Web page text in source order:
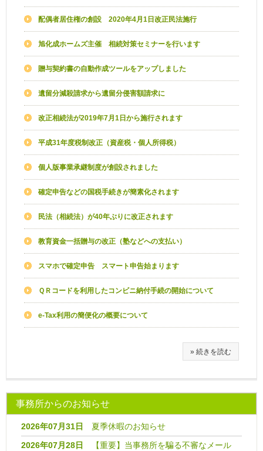
配偶者居住権の創設 2020年4月1日改正民法施行
旭化成ホームズ主催 相続対策セミナーを行います
贈与契約書の自動作成ツールをアップしました
遺留分減殺請求から遺留分侵害額請求に
改正相続法が2019年7月1日から施行されます
平成31年度税制改正（資産税・個人所得税）
個人版事業承継制度が創設されました
確定申告などの国税手続きが簡素化されます
民法（相続法）が40年ぶりに改正されます
教育資金一括贈与の改正（塾などへの支払い）
スマホで確定申告 スマート申告始まります
ＱＲコードを利用したコンビニ納付手続の開始について
e-Tax利用の簡便化の概要について
» 続きを読む
事務所からのお知らせ
2026年07月31日
夏季休暇のお知らせ
2026年07月28日
【重要】当事務所を騙る不審なメール